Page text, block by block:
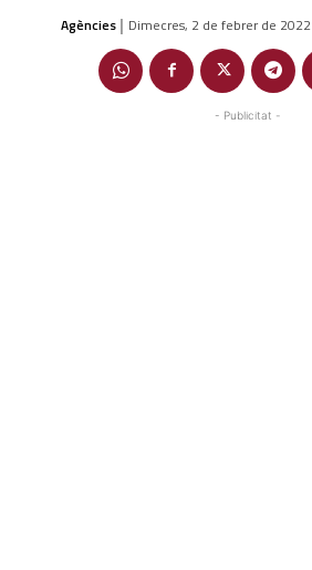
Agències | Dimecres, 2 de febrer de 2022
- Publicitat -